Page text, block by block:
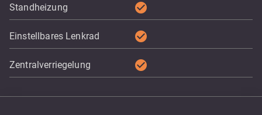
Standheizung check_circle
Einstellbares Lenkrad check_circle
Zentralverriegelung check_circle